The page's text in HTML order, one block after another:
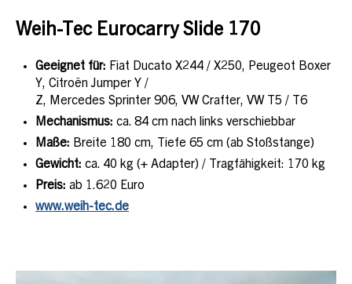
Weih-Tec Eurocarry Slide 170
Geeignet für: Fiat Ducato X244 / X250, Peugeot Boxer
Y, Citroën Jumper Y /
Z, Mercedes Sprinter 906, VW Crafter, VW T5 / T6
Mechanismus: ca. 84 cm nach links verschiebbar
Maße: Breite 180 cm, Tiefe 65 cm (ab Stoßstange)
Gewicht: ca. 40 kg (+ Adapter) / Tragfähigkeit: 170 kg
Preis: ab 1.620 Euro
www.weih-tec.de